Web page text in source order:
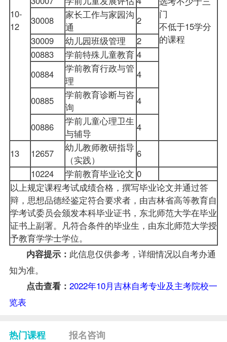
10-
12
门
不低于15学分
的课程
30008
家长工作与家园沟
通
2
30009
幼儿园班级管理
2
00883
学前特殊儿童教育 4
00884
学前教育行政与管
理
4
00885
学前教育诊断与咨
询
4
00886
学前儿童心理卫生
与辅导
4
13 12657
幼儿教师教研指导
（实践）
6
10224
学前教育毕业论文 0
以上规定课程考试成绩合格，撰写毕业论文并通过答
辩，思想品德经鉴定符合要求者，由吉林省高等教育自
学考试委员会颁发本科毕业证书，东北师范大学在毕业
证书上副署。凡符合条件的毕业生，由东北师范大学授
予教育学学士学位。
内容提示： 此信息仅供参考，详细情况以自考办通
知为准。
点击查看： 2022年10月吉林自考专业及主考院校一
览表
热门课程 报名咨询